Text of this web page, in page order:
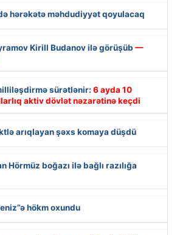
hərəkətə məhdudiyyət qoyulacaq
Kirill Budanov ilə görüşüb —
sürətlənir: 6 ayda 10
aktiv dövlət nəzarətinə keçdi
arıqlayan şəxs komaya düşdü
Hörmüz boğazı ilə bağlı razılığa
hökm oxundu